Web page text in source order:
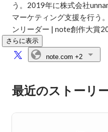
う。2019年に株式会社
マーケティング支援を行う
ンリーダー | note創作大賞
さらに表示
note.com +2
最近のストーリ